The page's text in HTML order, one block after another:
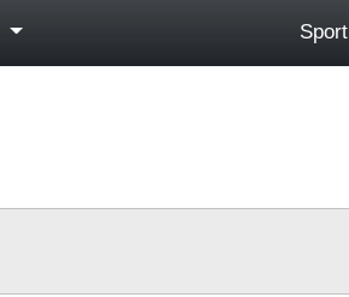
Sport